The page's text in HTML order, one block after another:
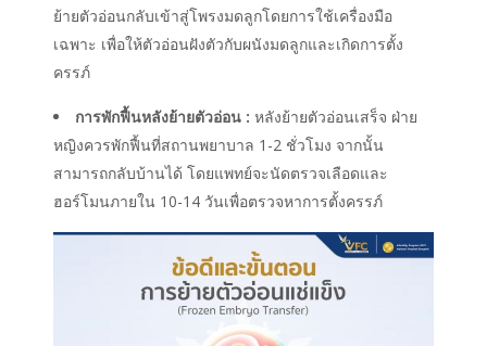
ย้ายตัวอ่อนกลับเข้าสู่โพรงมดลูกโดยการใช้เครื่องมือ
เฉพาะ เพื่อให้ตัวอ่อนฝังตัวกับผนังมดลูกและเกิดการตั้ง
ครรภ์
การพักฟื้นหลังย้ายตัวอ่อน : หลังย้ายตัวอ่อนเสร็จ ฝ่าย
หญิงควรพักฟื้นที่สถานพยาบาล 1-2 ชั่วโมง จากนั้น
สามารถกลับบ้านได้ โดยแพทย์จะนัดตรวจเลือดและ
ฮอร์โมนภายใน 10-14 วันเพื่อตรวจหาการตั้งครรภ์